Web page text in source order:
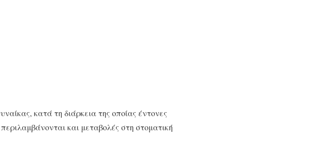
κατά τη διάρκεια της οποίας έντονες
και μεταβολές στη στοματική